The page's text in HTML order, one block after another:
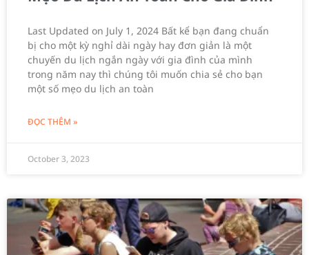
Last Updated on July 1, 2024 Bất kể bạn đang chuẩn
bị cho một kỳ nghỉ dài ngày hay đơn giản là một
chuyến du lịch ngắn ngày với gia đình của mình
trong năm nay thì chúng tôi muốn chia sẻ cho bạn
một số mẹo du lịch an toàn
ĐỌC THÊM »
October 3, 2023